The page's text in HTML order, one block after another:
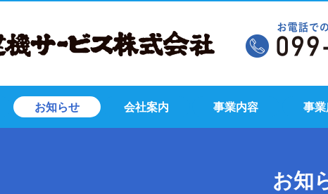
お知らせ 会社案内 事業内容 事
お知